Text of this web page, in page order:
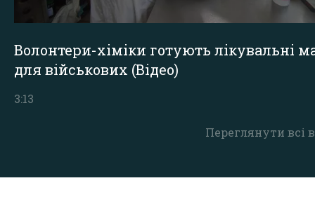
Переглянути всі
Волонтери-хіміки готують лікувальні
для військових (Відео)
3:13